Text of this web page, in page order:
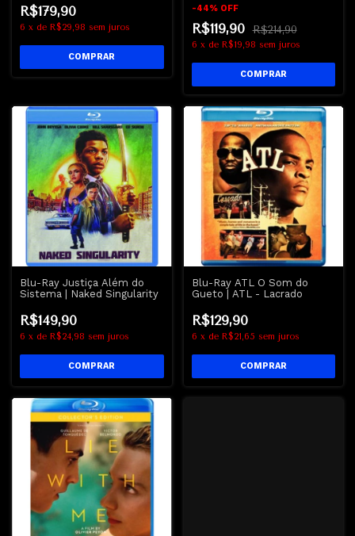
R$179,90
6 x de R$29,98 sem juros
Games The Ballad Of
-44% OFF
R$119,90 R$214,90
6 x de R$19,98 sem juros
Blu-Ray Justiça Além do
Sistema | Naked Singularity
R$149,90
6 x de R$24,98 sem juros
Blu-Ray ATL O Som do
Gueto | ATL - Lacrado
R$129,90
6 x de R$21,65 sem juros